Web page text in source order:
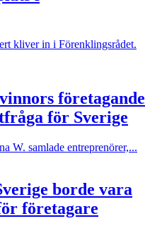
kliver in i Förenklingsrådet.
företagande
för Sverige
W. samlade entreprenörer,...
borde vara
företagare